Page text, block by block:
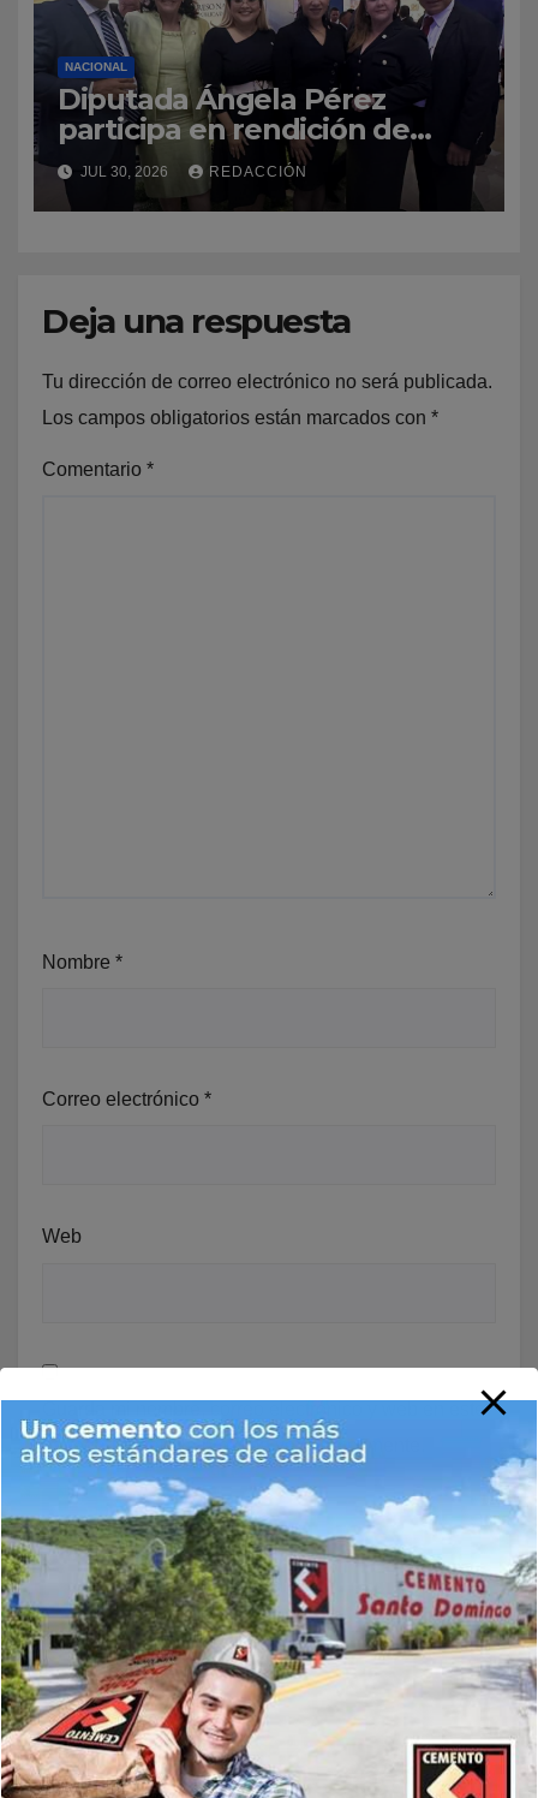
NACIONAL
Diputada Ángela Pérez
participa en rendición de
cuentas del Congreso
Nacional y reafirma
compromiso con Azua
JUL 30, 2026 REDACCIÓN
Deja una respuesta
Tu dirección de correo electrónico no será publicada.
Los campos obligatorios están marcados con *
Comentario *
Nombre *
Correo electrónico *
Web
Guarda mi nombre, correo electrónico y web en este
navegador para la próxima vez que comente.